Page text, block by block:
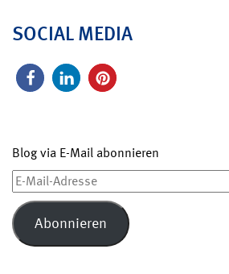
SOCIAL MEDIA
Blog via E-Mail abonnieren
E-
Mail-
Adresse
Abonnieren